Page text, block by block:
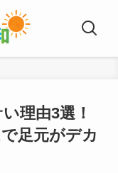
理由3選！
足元がデカ